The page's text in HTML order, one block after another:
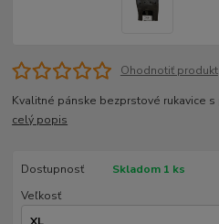
Ohodnotiť produkt
Kvalitné pánske bezprstové rukavice
celý popis
Dostupnosť
Skladom 1 ks
Veľkosť